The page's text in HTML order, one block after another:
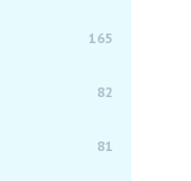
165
82
81